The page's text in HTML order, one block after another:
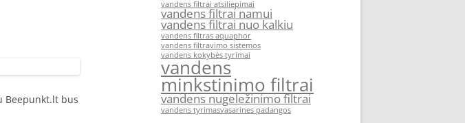
Beepunkt.lt bus
vandens filtrai atsiliepimai
vandens filtrai namui
vandens filtrai nuo kalkiu
vandens filtras aquaphor
vandens filtravimo sistemos
vandens kokybės tyrimai
vandens
minkstinimo filtrai
vandens nugeležinimo filtrai
vandens tyrimasvasarines padangos